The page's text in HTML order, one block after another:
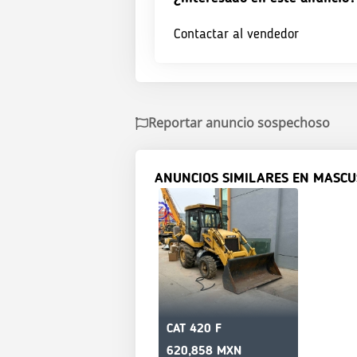
Contactar al vendedor
Reportar anuncio sospechoso
ANUNCIOS SIMILARES EN
CAT 420 F
620,858 MXN